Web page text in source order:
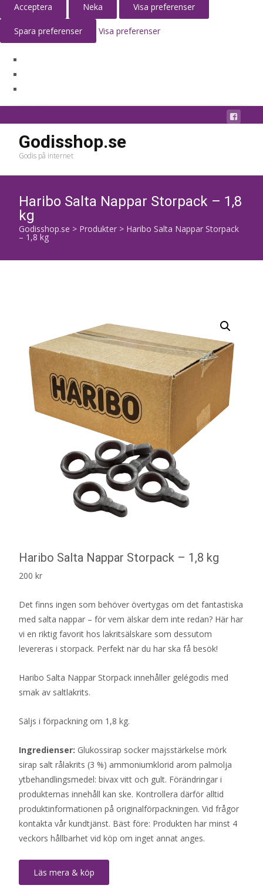
Acceptera Neka Visa preferenser
Spara preferenser Visa preferenser
Godisshop.se
Godis på internet
Haribo Salta Nappar Storpack – 1,8
kg
Godisshop.se > Produkter > Haribo Salta Nappar Storpack
– 1,8 kg
Haribo Salta Nappar Storpack – 1,8 kg
200 kr
Det finns ingen som behöver övertygas om det fantastiska
med salta nappar – för vem älskar dem inte redan? Här har
vi en riktig favorit hos lakritsälskare som dessutom
levereras i storpack. Perfekt när du har ska få besök!
Haribo Salta Nappar Storpack innehåller gelégodis med
smak av saltlakrits.
Säljs i förpackning om 1,8 kg.
Ingredienser: Glukossirap socker majsstärkelse mörk
sirap salt rålakrits (3 %) ammoniumklorid arom palmolja
ytbehandlingsmedel: bivax vitt och gult. Förändringar i
produkternas innehåll kan ske. Kontrollera därför alltid
produktinformationen på originalförpackningen. Vid frågor
kontakta vår kundtjänst. Bäst före: Produkten har minst 4
veckors hållbarhet vid köp om inget annat anges.
Läs mera & köp